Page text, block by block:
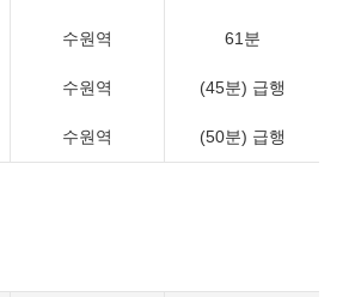
수원역 61분
수원역 (45분) 급행
수원역 (50분) 급행